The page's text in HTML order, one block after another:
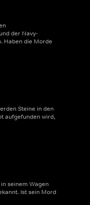
der Navy-
Haben die Morde
Steine in den
aufgefunden wird,
seinem Wagen
Ist sein Mord